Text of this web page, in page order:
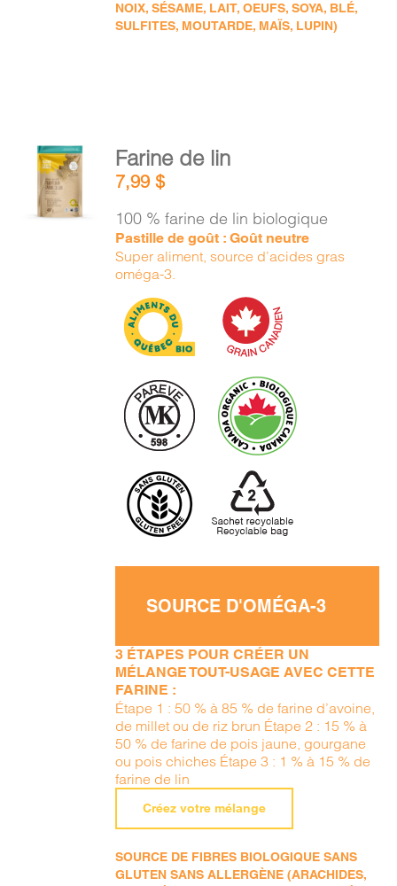
NOIX, SÉSAME, LAIT, OEUFS, SOYA, BLÉ,
SULFITES, MOUTARDE, MAÏS, LUPIN)
AJOUTER
AU
PANIER
/
Farine de lin
7,99$
100 % farine de lin biologique
Pastille de goût : Goût neutre
Super aliment, source d’acides gras
oméga-3.
SOURCE D'OMÉGA-3
3 ÉTAPES POUR CRÉER UN
MÉLANGE TOUT-USAGE AVEC CETTE
FARINE :
Étape 1 : 50 % à 85 % de farine d’avoine,
de millet ou de riz brun Étape 2 : 15 % à
50 % de farine de pois jaune, gourgane
ou pois chiches Étape 3 : 1 % à 15 % de
farine de lin
Créez votre mélange
SOURCE DE FIBRES BIOLOGIQUE SANS
GLUTEN SANS ALLERGÈNE (ARACHIDES,